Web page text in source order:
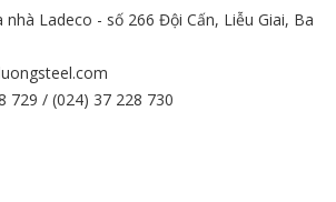
nhà Ladeco - số 266 Đội Cấn, Liễu Giai, Ba
729 / (024) 37 228 730